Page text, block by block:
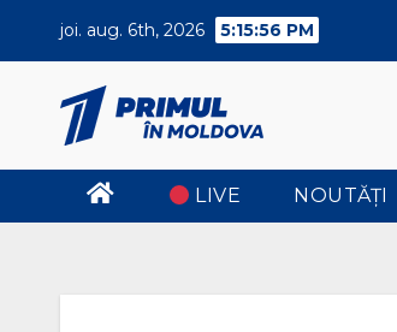
joi. aug. 6th, 2026 5:15:57 PM
LIVE NOUTĂŢI